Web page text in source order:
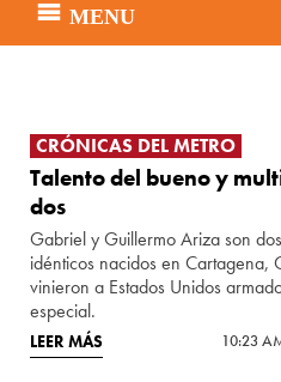
MENU
CRÓNICAS DEL METRO
Talento del bueno y
dos
Gabriel y Guillermo Ariza son
idénticos nacidos en Cartagena,
vinieron a Estados Unidos
especial.
LEER MÁS 10:23